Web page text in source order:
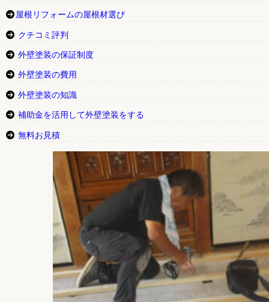
屋根リフォームの屋根材選び
クチコミ評判
外壁塗装の保証制度
外壁塗装の費用
外壁塗装の知識
補助金を活用して外壁塗装をする
無料お見積